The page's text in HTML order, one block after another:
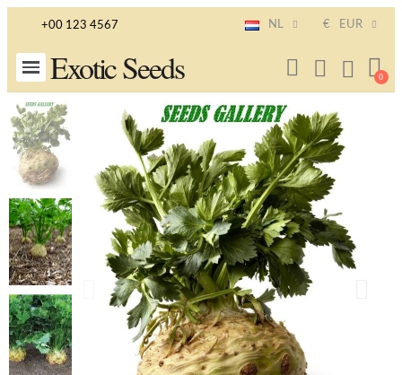
+00 123 4567 NL € EUR
Exotic Seeds